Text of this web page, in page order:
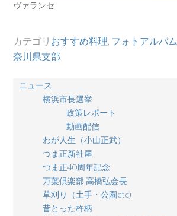
ヴァランセ
カテゴリ おすすめ料理 フォトアルバム
奈川県支部
ニュース
横浜市長選挙
政策レポート
動画配信
わが人生（小山正武）
つま正新社屋
つま正40周年記念
万葉倶楽部 高橋弘会長
草刈り（土手・公園etc)
昔とった杵柄